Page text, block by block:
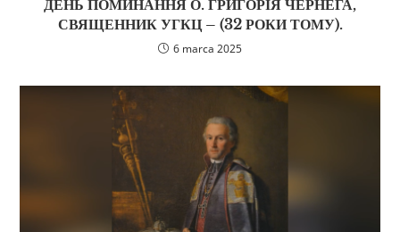
ДЕНЬ ПОМИНАННЯ О. ГРИГОРІЯ ЧЕРНЕГА,
СВЯЩЕННИК УГКЦ – (32 РОКИ ТОМУ).
6 marca 2025